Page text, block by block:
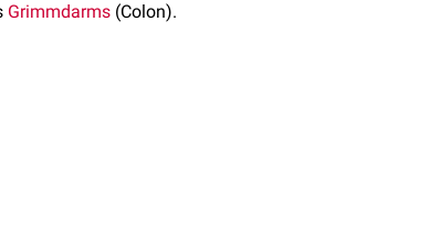
Grimmdarms (Colon).